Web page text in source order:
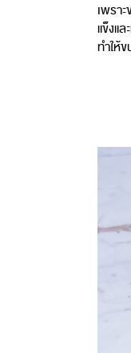
เพรา
แข็งแ
ทำให้